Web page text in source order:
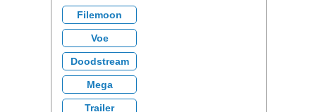
Filemoon
Voe
Doodstream
Mega
Trailer